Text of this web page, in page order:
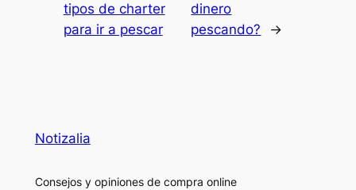
tipos de charter
para ir a pescar
dinero
pescando?
→
Notizalia
Consejos y opiniones de compra online